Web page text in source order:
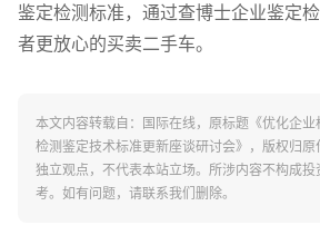
鉴定检测标准，通过查博士企业鉴定
者更放心的买卖二手车。
本文内容转载自：国际在线，原标题《优化企
检测鉴定技术标准更新座谈研讨会》，版权归
独立观点，不代表本站立场。所涉内容不构成
考。如有问题，请联系我们删除。